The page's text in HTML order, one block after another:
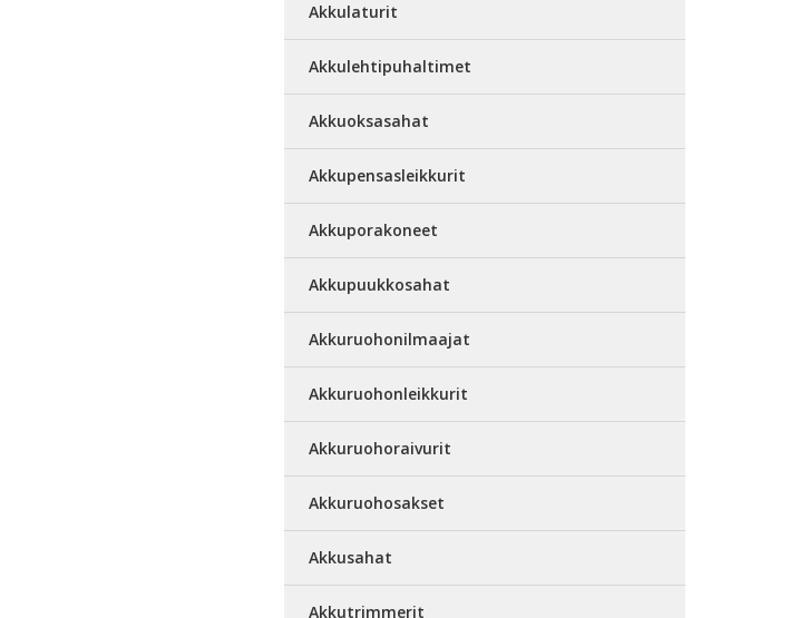
Akkulaturit
Akkulehtipuhaltimet
Akkuoksasahat
Akkupensasleikkurit
Akkuporakoneet
Akkupuukkosahat
Akkuruohonilmaajat
Akkuruohonleikkurit
Akkuruohoraivurit
Akkuruohosakset
Akkusahat
Akkutrimmerit